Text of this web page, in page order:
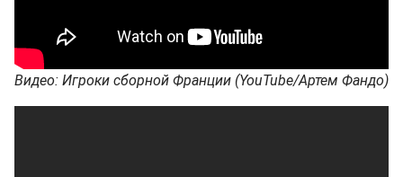
Видео: Игроки сборной Франции (YouTube/Артем Фандо)